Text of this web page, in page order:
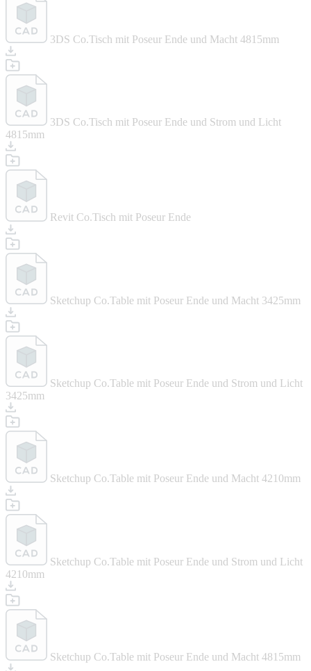
3DS Co.Tisch mit Poseur Ende und Macht 4815mm
3DS Co.Tisch mit Poseur Ende und Strom und Licht
4815mm
Revit Co.Tisch mit Poseur Ende
Sketchup Co.Table mit Poseur Ende und Macht 3425mm
Sketchup Co.Table mit Poseur Ende und Strom und Licht
3425mm
Sketchup Co.Table mit Poseur Ende und Macht 4210mm
Sketchup Co.Table mit Poseur Ende und Strom und Licht
4210mm
Sketchup Co.Table mit Poseur Ende und Macht 4815mm